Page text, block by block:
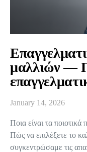
μαλλιών —
January 14, 2026
Ποια είναι τα ποιοτικά
Πώς να επιλέξετε το
συγκεντρώσαμε τις